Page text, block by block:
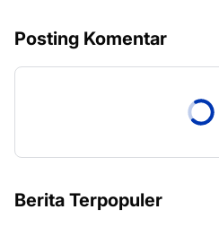
Posting Komentar
Berita Terpopuler